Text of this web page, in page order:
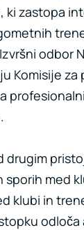
ki zastopa
odbor
Komisije za
drugim
med
klubi in
odloča